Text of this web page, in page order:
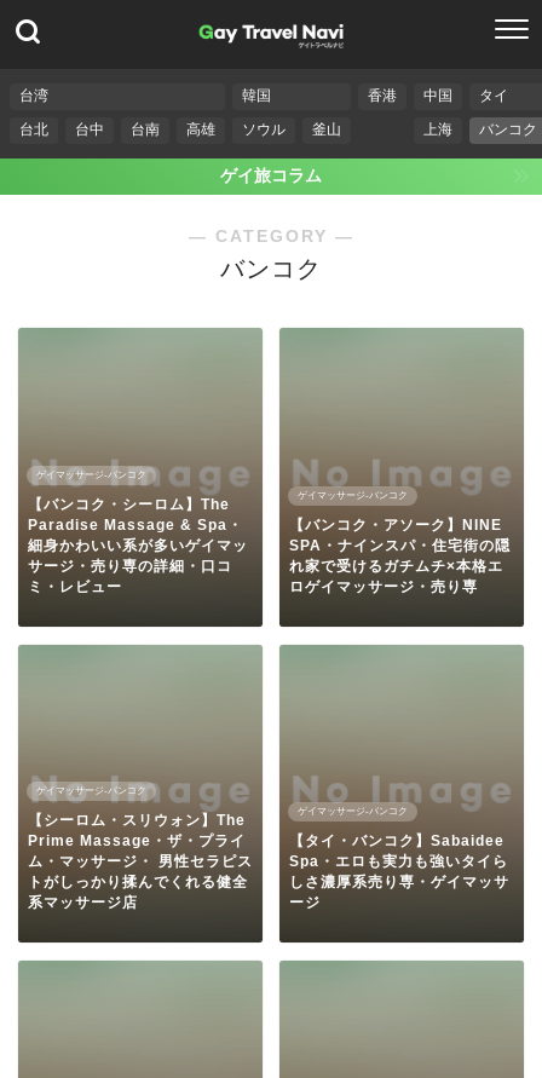
台湾
台北
台中 台南 高雄
韓国
ソウル
釜山
香港
中国
上海
タイ
バンコク
ゲイ旅コラム
― CATEGORY ―
バンコク
ゲイマッサージ-バンコク
【バンコク・シーロム】The
Paradise Massage & Spa・
細身かわいい系が多いゲイマッ
サージ・売り専の詳細・口コ
ミ・レビュー
ゲイマッサージ-バンコク
【バンコク・アソーク】NINE
SPA・ナインスパ・住宅街の隠
れ家で受けるガチムチ×本格エ
ロゲイマッサージ・売り専
ゲイマッサージ-バンコク
【シーロム・スリウォン】The
Prime Massage・ザ・プライ
ム・マッサージ・ 男性セラピス
トがしっかり揉んでくれる健全
系マッサージ店
ゲイマッサージ-バンコク
【タイ・バンコク】Sabaidee
Spa・エロも実力も強いタイら
しさ濃厚系売り専・ゲイマッサ
ージ